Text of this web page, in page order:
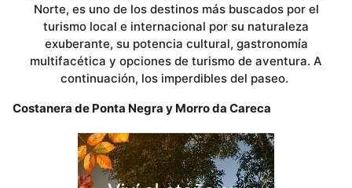
Norte, es uno de los destinos más buscados por el
turismo local e internacional por su naturaleza
exuberante, su potencia cultural, gastronomía
multifacética y opciones de turismo de aventura. A
continuación, los imperdibles del paseo.
Costanera de Ponta Negra y Morro da Careca